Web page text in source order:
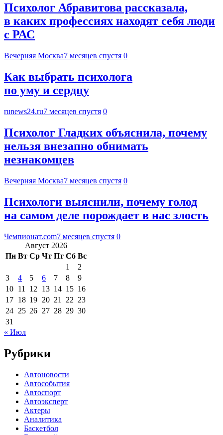
Психолог Абравитова рассказала,
в каких профессиях находят себя люди
с РАС
Вечерняя Москва7 месяцев спустя 0
Как выбрать психолога
по уму и сердцу
runews24.ru7 месяцев спустя 0
Психолог Гладких объяснила, почему
нельзя внезапно обнимать
незнакомцев
Вечерняя Москва7 месяцев спустя 0
Психологи выяснили, почему голод
на самом деле порождает в нас злость
Чемпионат.com7 месяцев спустя 0
Август 2026
Пн Вт Ср Чт Пт Сб Вс
1
2
3
4 5 6 7 8
9
10 11 12 13 14 15 16
17 18 19 20 21 22 23
24 25 26 27 28 29 30
31
« Июл
Рубрики
Автоновости
Автособытия
Автоспорт
Автоэксперт
Актеры
Аналитика
Баскетбол